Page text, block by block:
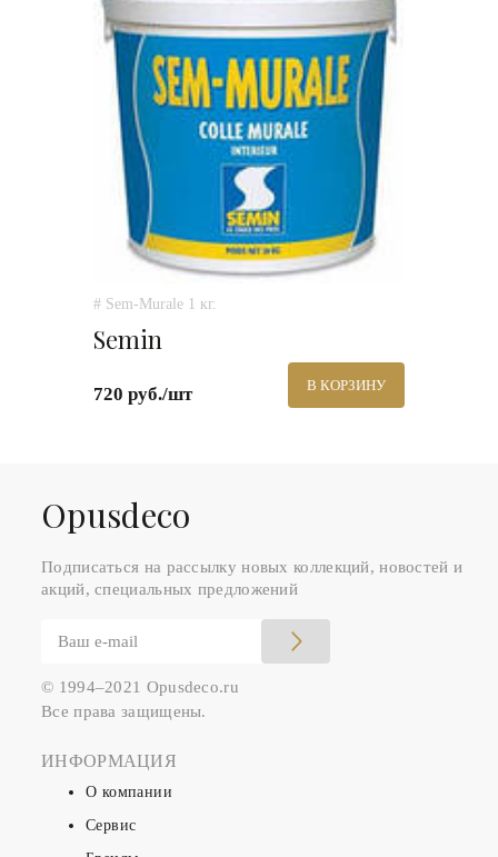
# Sem-Murale 1 кг.
Semin
720 руб./шт В КОРЗИНУ
Оpusdeco
Подписаться на рассылку новых коллекций, новостей и
акций, специальных предложений
© 1994–2021 Opusdeco.ru
Все права защищены.
ИНФОРМАЦИЯ
О компании
Сервис